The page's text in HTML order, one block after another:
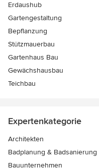
Erdaushub
Gartengestaltung
Bepflanzung
Stützmauerbau
Gartenhaus Bau
Gewächshausbau
Teichbau
Expertenkategorie
Architekten
Badplanung & Badsanierung
Bauunternehmen